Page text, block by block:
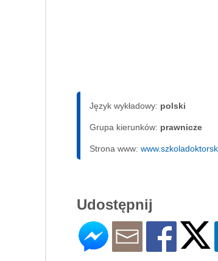
Język wykładowy: polski
Grupa kierunków: prawnicze
Strona www:
Udostępnij